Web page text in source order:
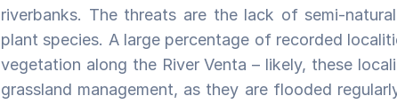
riverbanks. The threats are the lack of semi-
plant species. A large percentage of recorded
vegetation along the River Venta – likely, these
grassland management, as they are flooded